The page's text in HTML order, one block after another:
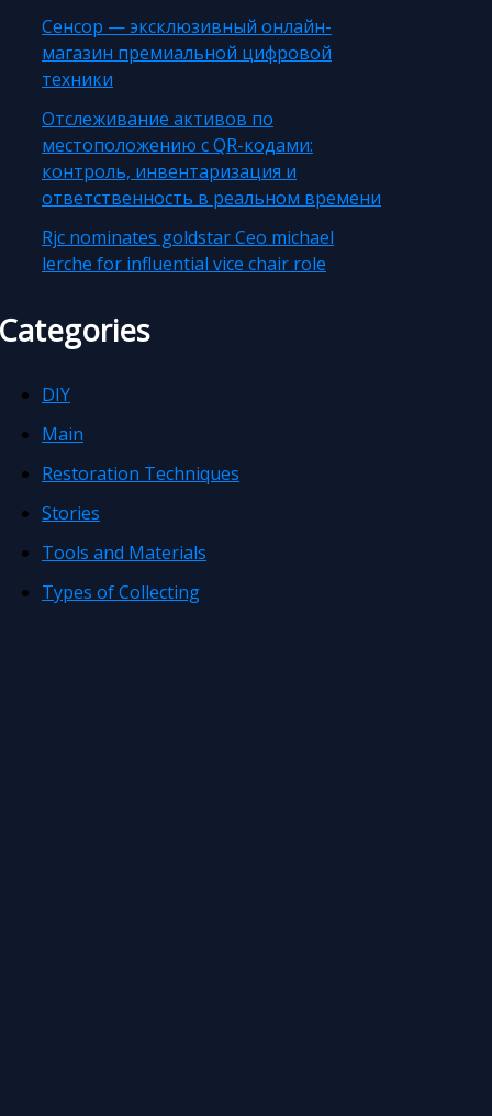
Сенсор — эксклюзивный онлайн-
магазин премиальной цифровой
техники
Отслеживание активов по
местоположению с QR-кодами:
контроль, инвентаризация и
ответственность в реальном времени
Rjc nominates goldstar Ceo michael
lerche for influential vice chair role
Categories
DIY
Main
Restoration Techniques
Stories
Tools and Materials
Types of Collecting